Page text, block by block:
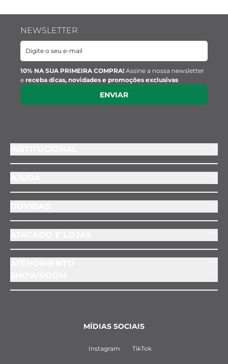
10% NA SUA PRIMEIRA COMPRA!Assine a nossa newsletter
ereceba dicas, novidades e promoções exclusivas
ENVIAR
INSTITUCIONAL
AJUDA
DÚVIDAS
ATACADO E LOJAS
ATENDIMENTO